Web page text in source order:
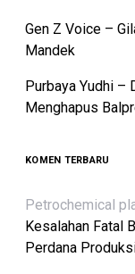
Gen Z Voice –
Mandek
Purbaya Yudhi –
Menghapus
KOMEN TERBARU
Petrochemical
Kesalahan Fatal
Perdana